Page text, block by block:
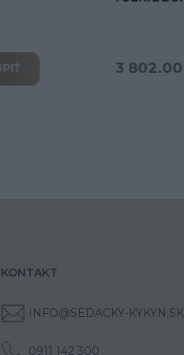
KÚPIŤ
KONTAKT
INFO@SEDACKY-KYKYN.SK
0911 142 300